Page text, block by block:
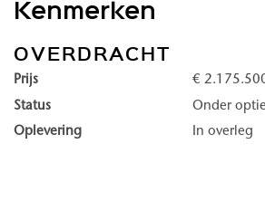
verwennerij van in-house
van de servicemanager. Duinhil is
kust van Kijkduin.
Kenmerken
OVERDRACHT
Prijs
€
Status
Onder optie
Oplevering
In overleg